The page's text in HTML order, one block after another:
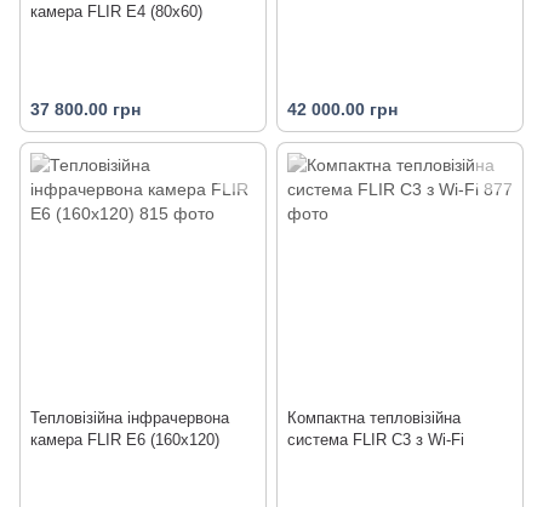
камера FLIR Е4 (80x60)
37 800.00 грн 42 000.00 грн
Тепловізійна інфрачервона
камера FLIR Е6 (160x120)
Компактна тепловізійна
система FLIR C3 з Wi-Fi